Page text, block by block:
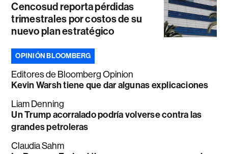
Cencosud reporta pérdidas
trimestrales por costos de su
nuevo plan estratégico
OPINIÓN BLOOMBERG
Editores de Bloomberg Opinion
Kevin Warsh tiene que dar algunas explicaciones
Liam Denning
Un Trump acorralado podría volverse contra las
grandes petroleras
Claudia Sahm